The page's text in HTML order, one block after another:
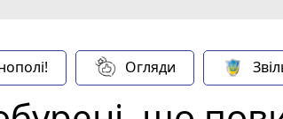
Огляди